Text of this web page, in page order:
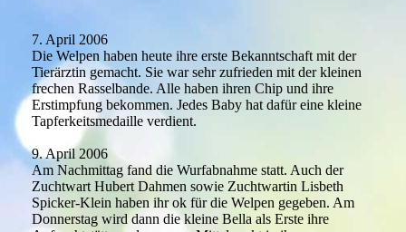
7. April 2006
Die Welpen haben heute ihre erste Bekanntschaft mit der
Tierärztin gemacht. Sie war sehr zufrieden mit der kleinen
frechen Rasselbande. Alle haben ihren Chip und ihre
Erstimpfung bekommen. Jedes Baby hat dafür eine kleine
Tapferkeitsmedaille verdient.
9. April 2006
Am Nachmittag fand die Wurfabnahme statt. Auch der
Zuchtwart Hubert Dahmen sowie Zuchtwartin Lisbeth
Spicker-Klein haben ihr ok für die Welpen gegeben. Am
Donnerstag wird dann die kleine Bella als Erste ihre